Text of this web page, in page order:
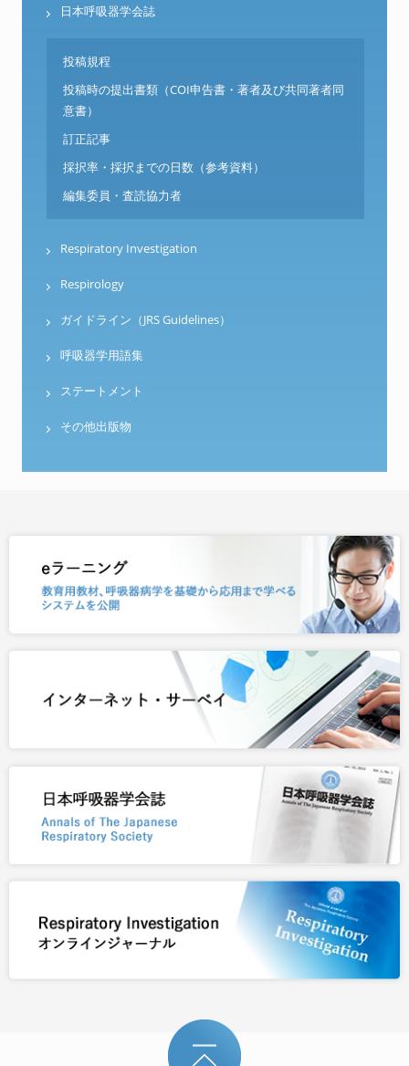
日本呼吸器学会誌
投稿規程
投稿時の提出書類（COI申告書・著者及び共同著者同
意書）
訂正記事
採択率・採択までの日数（参考資料）
編集委員・査読協力者
Respiratory Investigation
Respirology
ガイドライン（JRS Guidelines）
呼吸器学用語集
ステートメント
その他出版物